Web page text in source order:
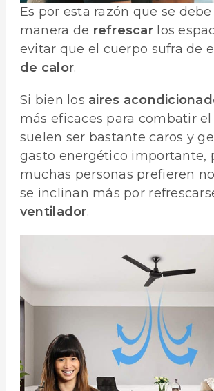
Es por esta razón que se
manera de refrescar los
evitar que el cuerpo sufra de
de calor.
Si bien los aires
más eficaces para combatir el
suelen ser bastante caros y
gasto energético importante,
muchas personas prefieren
se inclinan más por
ventilador.